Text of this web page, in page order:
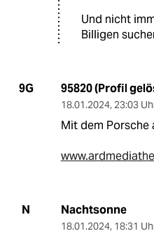
Und nicht
Billigen
9G 95820 (Profil
18.01.2024, 23:03
Mit dem Porsche
N Nachtsonne
18.01.2024, 18:31